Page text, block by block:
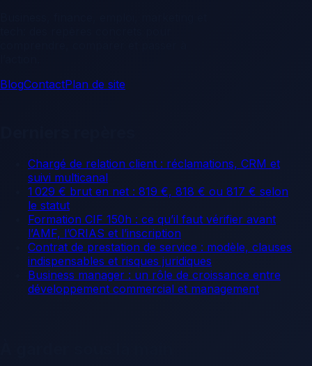
BlogContactPlan de site
Chargé de relation client : réclamations, CRM et
suivi multicanal
1 029 € brut en net : 819 €, 818 € ou 817 € selon
le statut
Formation CIF 150h : ce qu’il faut vérifier avant
l’AMF, l’ORIAS et l’inscription
Contrat de prestation de service : modèle, clauses
indispensables et risques juridiques
Business manager : un rôle de croissance entre
développement commercial et management